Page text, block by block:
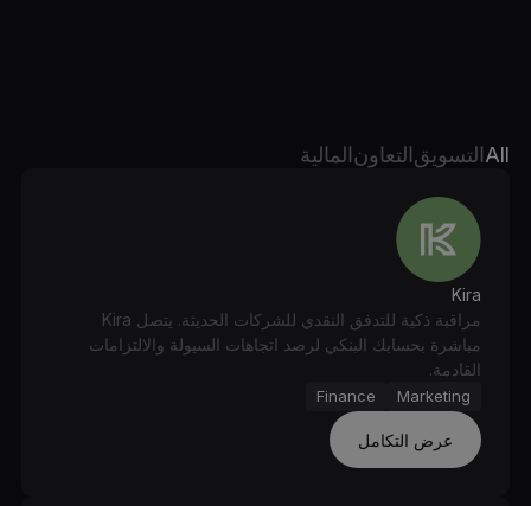
All التسويق التعاون المالية
Kira
مراقبة ذكية للتدفق النقدي للشركات الحديثة. يتصل Kira
مباشرة بحسابك البنكي لرصد اتجاهات السيولة والالتزامات
القادمة.
Marketing
Finance
عرض التكامل